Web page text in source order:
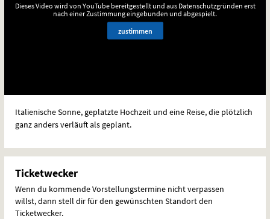
Dieses Video wird von YouTube bereitgestellt und aus Datenschutzgründen erst
nach einer Zustimmung eingebunden und abgespielt.
zustimmen
Italienische Sonne, geplatzte Hochzeit und eine Reise, die plötzlich
ganz anders verläuft als geplant.
Ticketwecker
Wenn du kommende Vorstellungstermine nicht verpassen
willst, dann stell dir für den gewünschten Standort den
Ticketwecker.